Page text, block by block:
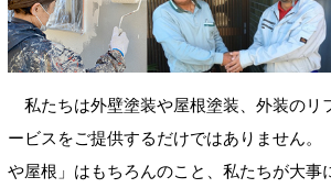
私たちは外壁塗装や屋根塗装、外装のリ
ービスをご提供するだけではありません。
や屋根」はもちろんのこと、私たちが大事